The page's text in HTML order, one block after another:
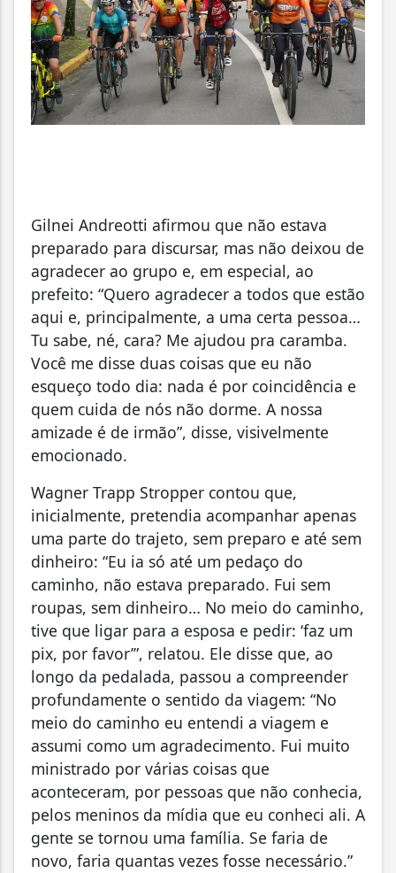
Gilnei Andreotti afirmou que não estava
preparado para discursar, mas não deixou de
agradecer ao grupo e, em especial, ao
prefeito: “Quero agradecer a todos que estão
aqui e, principalmente, a uma certa pessoa…
Tu sabe, né, cara? Me ajudou pra caramba.
Você me disse duas coisas que eu não
esqueço todo dia: nada é por coincidência e
quem cuida de nós não dorme. A nossa
amizade é de irmão”, disse, visivelmente
emocionado.
Wagner Trapp Stropper contou que,
inicialmente, pretendia acompanhar apenas
uma parte do trajeto, sem preparo e até sem
dinheiro: “Eu ia só até um pedaço do
caminho, não estava preparado. Fui sem
roupas, sem dinheiro… No meio do caminho,
tive que ligar para a esposa e pedir: ‘faz um
pix, por favor’”, relatou. Ele disse que, ao
longo da pedalada, passou a compreender
profundamente o sentido da viagem: “No
meio do caminho eu entendi a viagem e
assumi como um agradecimento. Fui muito
ministrado por várias coisas que
aconteceram, por pessoas que não conhecia,
pelos meninos da mídia que eu conheci ali. A
gente se tornou uma família. Se faria de
novo, faria quantas vezes fosse necessário.”